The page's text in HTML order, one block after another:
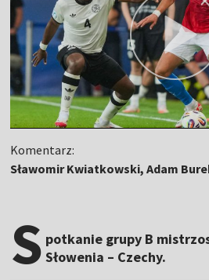
Komentarz:
Sławomir Kwiatkowski, Adam
S potkanie grupy B
Słowenia – Czechy.